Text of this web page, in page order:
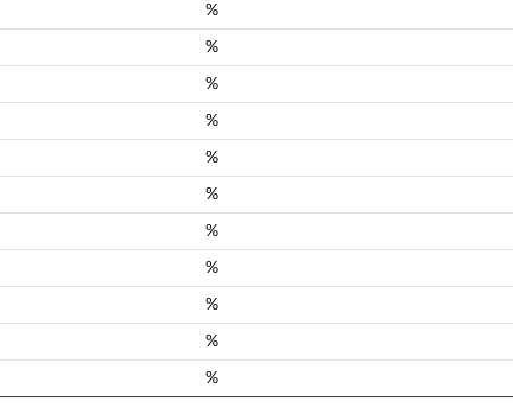
%
%
%
%
%
%
%
%
%
%
%